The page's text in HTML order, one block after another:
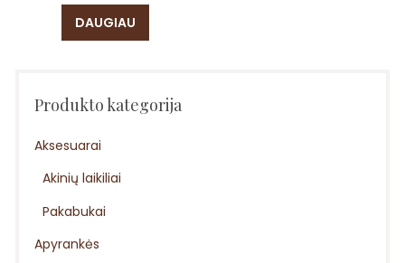
DAUGIAU
Produkto kategorija
Aksesuarai
Akinių laikiliai
Pakabukai
Apyrankės